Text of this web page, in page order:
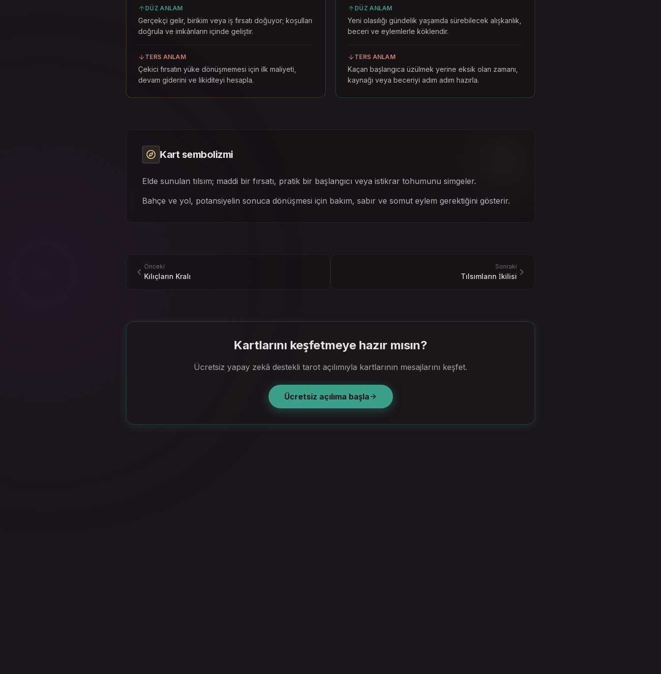
DÜZ ANLAM
Gerçekçi gelir, birikim veya iş fırsatı doğuyor; koşulları
doğrula ve imkânların içinde geliştir.
TERS ANLAM
Çekici fırsatın yüke dönüşmemesi için ilk maliyeti,
devam giderini ve likiditeyi hesapla.
DÜZ ANLAM
Yeni olasılığı gündelik yaşamda sürebilecek alışkanlık,
beceri ve eylemlerle köklendir.
TERS ANLAM
Kaçan başlangıca üzülmek yerine eksik olan zamanı,
kaynağı veya beceriyi adım adım hazırla.
Kart sembolizmi
Elde sunulan tılsım; maddi bir fırsatı, pratik bir başlangıcı veya istikrar tohumunu simgeler.
Bahçe ve yol, potansiyelin sonuca dönüşmesi için bakım, sabır ve somut eylem gerektiğini gösterir.
Önceki
Kılıçların Kralı
Sonraki
Tılsımların İkilisi
Kartlarını keşfetmeye hazır mısın?
Ücretsiz yapay zekâ destekli tarot açılımıyla kartlarının mesajlarını keşfet.
Ücretsiz açılıma başla